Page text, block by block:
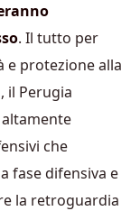
. Il tutto per
e protezione alla
il Perugia
che
fase difensiva e
la retroguardia